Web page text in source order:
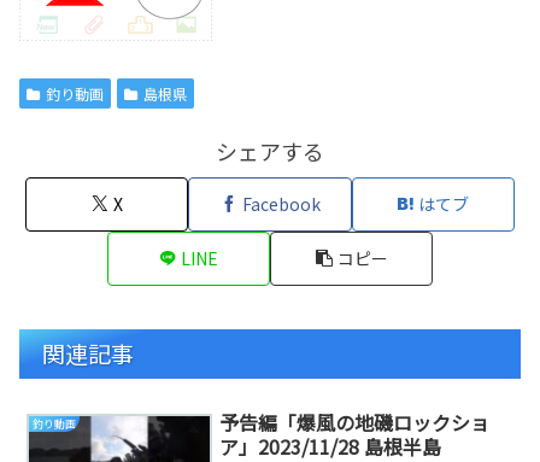
釣り動画 島根県
シェアする
X Facebook はてブ
LINE コピー
関連記事
釣り動画
予告編「爆風の地磯ロックショ
ア」2023/11/28 島根半島